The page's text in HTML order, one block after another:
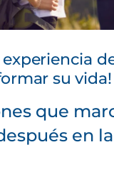
experiencia
su vida!
que
en